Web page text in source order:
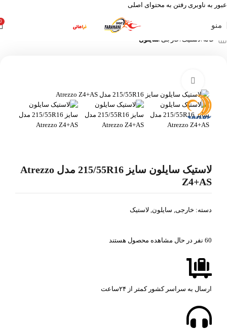
عبور به ناوبری رفتن به محتوای اصلی
منو
خانه لاستیک خارجی سایلون
لاستیک سایلون سایز 215/55R16 مدل Atrezzo
Z4+AS
دسته: خارجی, سایلون, لاستیک
60 نفر در حال مشاهده محصول هستند
ارسال به سراسر کشور کمتر از ۲۴ساعت